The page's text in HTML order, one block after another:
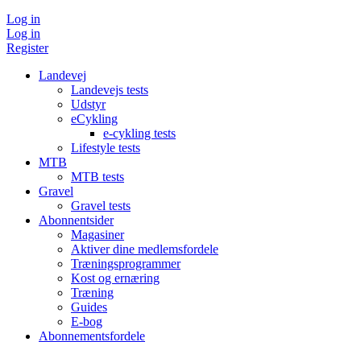
Log in
Log in
Register
Landevej
Landevejs tests
Udstyr
eCykling
e-cykling tests
Lifestyle tests
MTB
MTB tests
Gravel
Gravel tests
Abonnentsider
Magasiner
Aktiver dine medlemsfordele
Træningsprogrammer
Kost og ernæring
Træning
Guides
E-bog
Abonnementsfordele